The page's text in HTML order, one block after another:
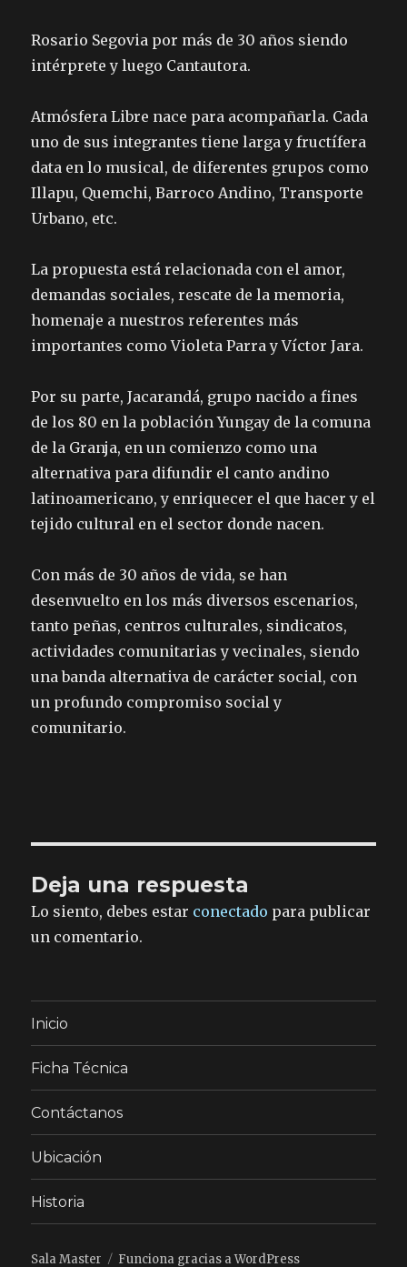
Rosario Segovia por más de 30 años siendo
intérprete y luego Cantautora.
Atmósfera Libre nace para acompañarla. Cada
uno de sus integrantes tiene larga y fructífera
data en lo musical, de diferentes grupos como
Illapu, Quemchi, Barroco Andino, Transporte
Urbano, etc.
La propuesta está relacionada con el amor,
demandas sociales, rescate de la memoria,
homenaje a nuestros referentes más
importantes como Violeta Parra y Víctor Jara.
Por su parte, Jacarandá, grupo nacido a fines
de los 80 en la población Yungay de la comuna
de la Granja, en un comienzo como una
alternativa para difundir el canto andino
latinoamericano, y enriquecer el que hacer y el
tejido cultural en el sector donde nacen.
Con más de 30 años de vida, se han
desenvuelto en los más diversos escenarios,
tanto peñas, centros culturales, sindicatos,
actividades comunitarias y vecinales, siendo
una banda alternativa de carácter social, con
un profundo compromiso social y
comunitario.
Deja una respuesta
Lo siento, debes estar conectado para publicar
un comentario.
Inicio
Ficha Técnica
Contáctanos
Ubicación
Historia
Sala Master Funciona gracias a WordPress